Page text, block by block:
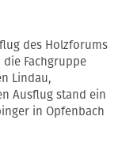
des Holzforums
Fachgruppe
Lindau,
Ausflug stand ein
in Opfenbach